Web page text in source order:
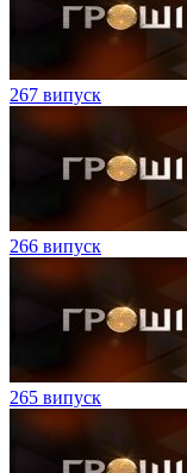
267 випуск
266 випуск
265 випуск